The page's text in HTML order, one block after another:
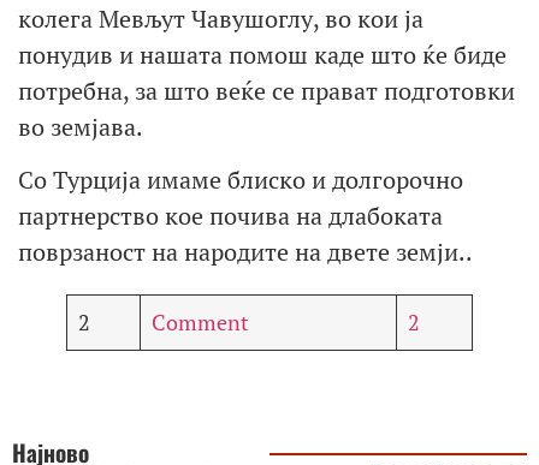
колега Мевљут Чавушоглу, во кои ја
понудив и нашата помош каде што ќе биде
потребна, за што веќе се прават подготовки
во земјава.
Со Турција имаме блиско и долгорочно
партнерство кое почива на длабоката
поврзаност на народите на двете земји..
2 Comment 2
Најново